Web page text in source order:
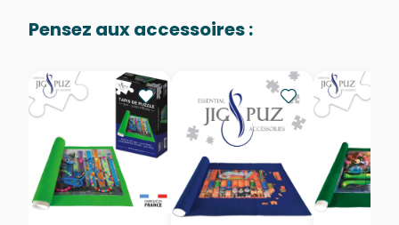
Provenance Puzzles fabriqués en France
EAN 8590878502703
Nombre de pièces 500 pièces
Dimensions 47 x 33 cm
Pensez aux accessoires :